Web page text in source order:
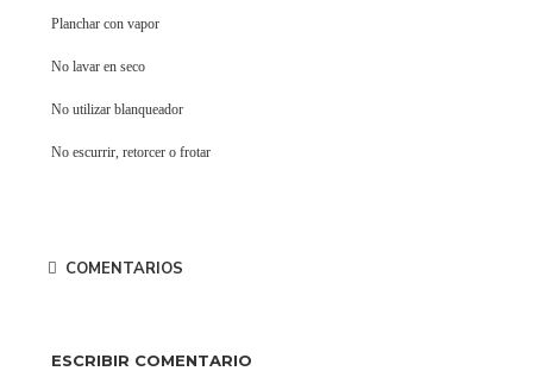
Planchar con vapor
No lavar en seco
No utilizar blanqueador
No escurrir, retorcer o frotar
COMENTARIOS
ESCRIBIR COMENTARIO